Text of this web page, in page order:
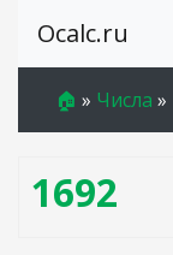
Ocalc.ru
🏠 » Числа »
1692